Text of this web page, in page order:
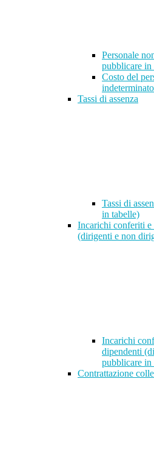
Personale
pubblicare in
Costo del
Tassi di assenza
Tassi di
in tabelle)
Incarichi conferiti e
(dirigenti e non
Incarichi
dipendenti
pubblicare in
Contrattazione